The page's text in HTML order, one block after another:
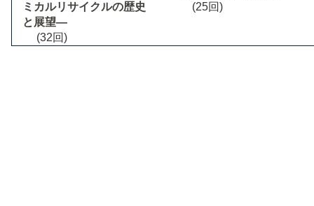
ミカルリサイクルの歴史
と展望―
(32回)
(25回)